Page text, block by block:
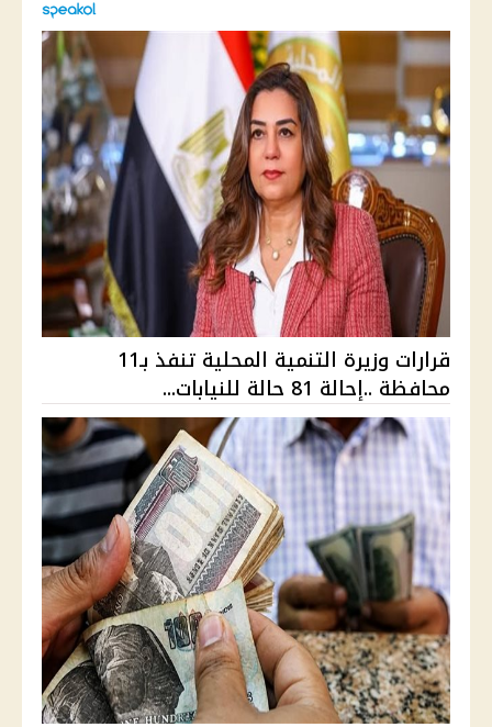
قرارات وزيرة التنمية المحلية تنفذ بـ11
محافظة ..إحالة 81 حالة للنيابات...